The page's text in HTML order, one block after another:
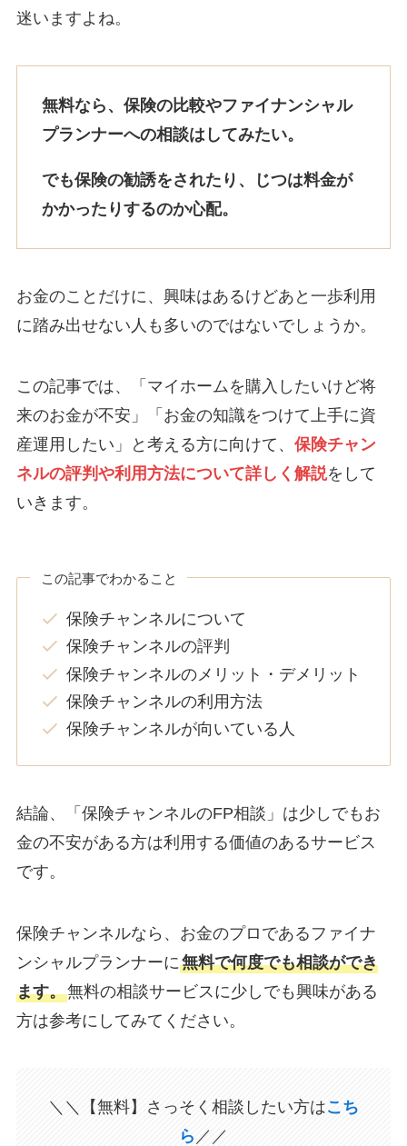
迷いますよね。
無料なら、保険の比較やファイナンシャル
プランナーへの相談はしてみたい。
でも保険の勧誘をされたり、じつは料金が
かかったりするのか心配。
お金のことだけに、興味はあるけどあと一歩利用
に踏み出せない人も多いのではないでしょうか。
この記事では、「マイホームを購入したいけど将
来のお金が不安」「お金の知識をつけて上手に資
産運用したい」と考える方に向けて、 保険チャン
ネルの評判や利用方法について詳しく解説をして
いきます。
この記事でわかること
保険チャンネルについて
保険チャンネルの評判
保険チャンネルのメリット・デメリット
保険チャンネルの利用方法
保険チャンネルが向いている人
結論、「保険チャンネルのFP相談」は少しでもお
金の不安がある方は利用する価値のあるサービス
です。
保険チャンネルなら、お金のプロであるファイナ
ンシャルプランナーに無料で何度でも相談ができ
ます。無料の相談サービスに少しでも興味がある
方は参考にしてみてください。
＼＼【無料】さっそく相談したい方はこち
ら ／／